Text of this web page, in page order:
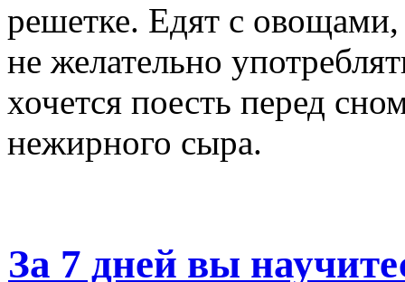
решетке. Едят с
не желательно
хочется поесть перед
нежирного сыра.
За 7 дней вы